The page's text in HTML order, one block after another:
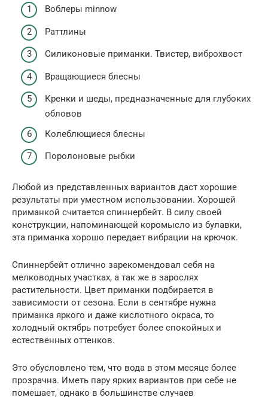
Воблеры minnow
Раттлины
Силиконовые приманки. Твистер, виброхвост
Вращающиеся блесны
Кренки и шеды, предназначенные для глубоких
обловов
Колеблющиеся блесны
Поролоновые рыбки
Любой из представленных вариантов даст хорошие
результаты при уместном использовании. Хорошей
приманкой считается спиннербейт. В силу своей
конструкции, напоминающей коромысло из булавки,
эта приманка хорошо передает вибрации на крючок.
Спиннербейт отлично зарекомендовал себя на
мелководных участках, а так же в зарослях
растительности. Цвет приманки подбирается в
зависимости от сезона. Если в сентябре нужна
приманка яркого и даже кислотного окраса, то
холодный октябрь потребует более спокойных и
естественных оттенков.
Это обусловлено тем, что вода в этом месяце более
прозрачна. Иметь пару ярких вариантов при себе не
помешает, однако в большинстве случаев